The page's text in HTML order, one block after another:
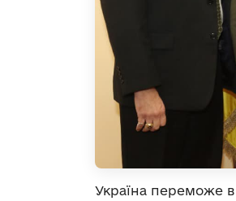
Україна переможе в